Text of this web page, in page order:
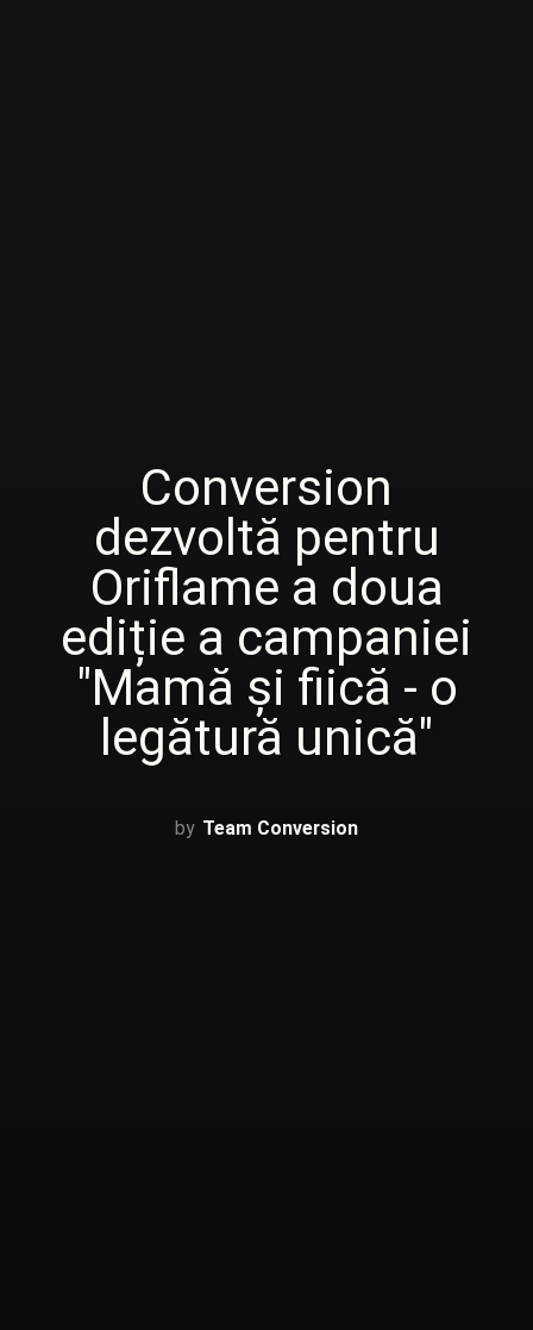
Conversion
dezvoltă pentru
Oriflame a doua
ediție a campaniei
"Mamă și fiică - o
legătură unică"
Team Conversion